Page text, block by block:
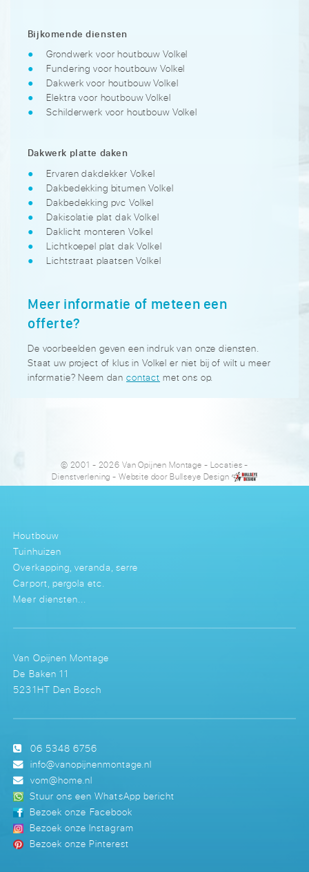
Bijkomende diensten
Grondwerk voor houtbouw Volkel
Fundering voor houtbouw Volkel
Dakwerk voor houtbouw Volkel
Elektra voor houtbouw Volkel
Schilderwerk voor houtbouw Volkel
Dakwerk platte daken
Ervaren dakdekker Volkel
Dakbedekking bitumen Volkel
Dakbedekking pvc Volkel
Dakisolatie plat dak Volkel
Daklicht monteren Volkel
Lichtkoepel plat dak Volkel
Lichtstraat plaatsen Volkel
Meer informatie of meteen een
offerte?
De voorbeelden geven een indruk van onze diensten.
Staat uw project of klus in Volkel er niet bij of wilt u meer
informatie? Neem dan contact met ons op.
© 2001 - 2026 Van Opijnen Montage - Locaties-
Dienstverlening - Website doorBullseye Design
Houtbouw
Tuinhuizen
Overkapping, veranda, serre
Carport, pergola etc.
Meer diensten...
Van Opijnen Montage
De Baken 11
5231HT Den Bosch
06 5348 6756
info@vanopijnenmontage.nl
vom@home.nl
Stuur ons een WhatsApp bericht
Bezoek onze Facebook
Bezoek onze Instagram
Bezoek onze Pinterest